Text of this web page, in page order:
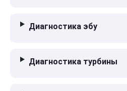
Диагностика эбу
Диагностика турбины